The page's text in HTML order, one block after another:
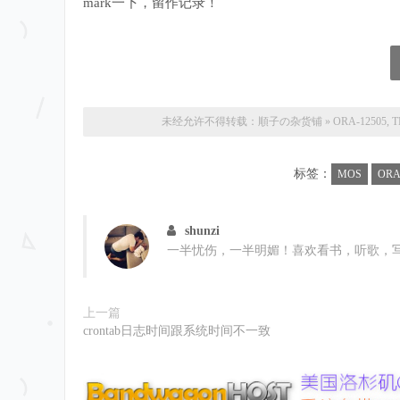
未经允许不得转载： 順子の杂货铺 » ORA-12505,
标签： MOS
shunzi
一半忧伤，一半明媚！喜欢看书，听歌，
上一篇
crontab日志时间跟系统时间不一致